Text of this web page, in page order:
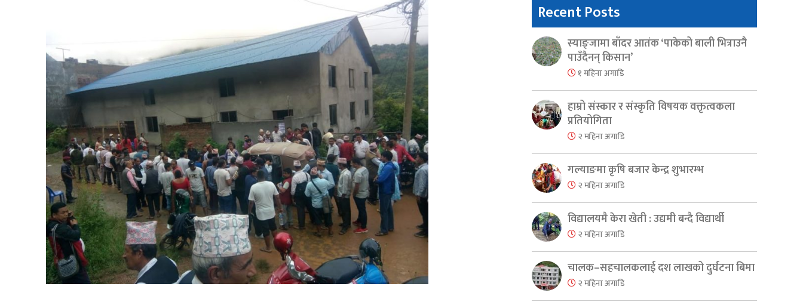
Recent Posts
स्याङ्जामा बाँदर आतंक ‘पाकेको बाली भित्राउनै
पाउँदैनन् किसान’
१ महिना अगाडि
हाम्रो संस्कार र संस्कृति विषयक वक्तृत्वकला
प्रतियोगिता
२ महिना अगाडि
गल्याङमा कृषि बजार केन्द्र शुभारम्भ
२ महिना अगाडि
विद्यालयमै केरा खेती : उद्यमी बन्दै विद्यार्थी
२ महिना अगाडि
चालक–सहचालकलाई दश लाखको दुर्घटना बिमा
२ महिना अगाडि